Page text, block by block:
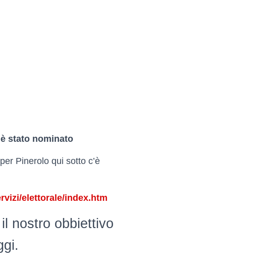
stato nominato
Pinerolo qui sotto c’è
elettorale/index.htm
nostro obbiettivo